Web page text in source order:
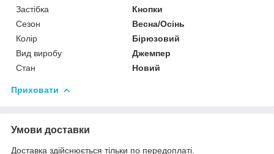
Застібка
Кнопки
Сезон
Весна/Осінь
Колір
Бірюзовий
Вид виробу
Джемпер
Стан
Новий
Приховати
Умови доставки
Доставка здійснюється тільки по передоплаті.